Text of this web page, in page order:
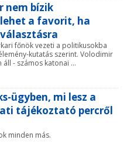
nem bízik
a favorit, ha
főnök vezeti a politikusokba
kutatás szerint. Volodimir
- számos katonai ...
ügyben, mi lesz a
tájékoztató percről
minden más.